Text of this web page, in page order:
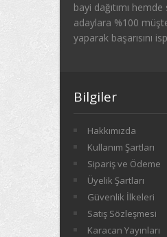
bayi dağıtımı
adaylara %100
yaparak başarısını
Bilgiler
Hakkımızda
Kullanım Şartları
Sipariş ve Ödeme
Üyelik Şartları
Güvenlik İlkeleri
Satış Sözleşmesi
Karacan Yayınları